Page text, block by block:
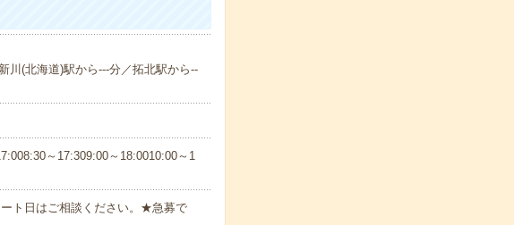
川(北海道)駅から---分／拓北駅から--
～17:309:00～18:0010:00～1
ト日はご相談ください。★急募で